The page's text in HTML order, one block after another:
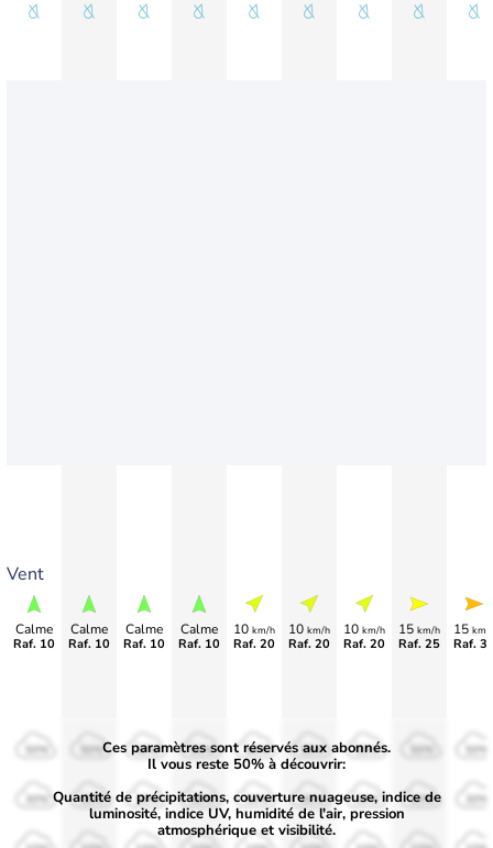
Vent
Calme
Raf. 10
Calme
Raf. 10
Calme
Raf. 10
Calme
Raf. 10
10 km/h
Raf. 20
10 km/h
Raf. 20
10 km/h
Raf. 20
15 km/h
Raf. 25
15 km/
Raf.
50%
30%
50%
30%
50%
30%
50%
30%
50%
30%
50%
30%
50%
30% 30% 30%
Ces paramètres sont réservés aux abonnés.
Il vous reste 50% à découvrir:
Quantité de précipitations, couverture nuageuse, indice de
luminosité, indice UV, humidité de l'air, pression
atmosphérique et visibilité.